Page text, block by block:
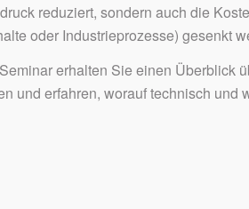
reduziert, sondern auch die
oder Industrieprozesse) gesenkt
erhalten Sie einen Überblick
und erfahren, worauf technisch und